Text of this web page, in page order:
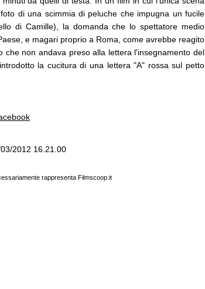
di una scimmia di peluche che impugna un fucile
di Camille), la domanda che lo spettatore medio
e magari proprio a Roma, come avrebbe reagito
non andava preso alla lettera l'insegnamento del
la cucitura di una lettera "A" rossa sul petto
2012 16.21.00
rappresenta Filmscoop.it